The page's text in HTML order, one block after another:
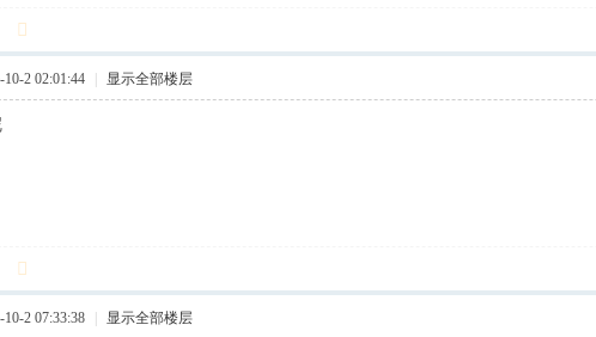
2 02:01:44 显示全部楼层
2 07:33:38 显示全部楼层